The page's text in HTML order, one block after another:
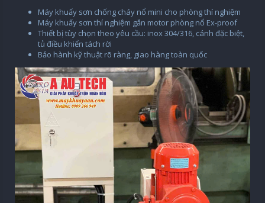
Máy khuấy sơn chống cháy nổ mini cho phòng thí nghiệm
Máy khuấy sơn thí nghiệm gắn motor phòng nổ Ex-proof
Thiết bị tùy chọn theo yêu cầu: inox 304/316, cánh đặc biệt,
tủ điều khiển tách rời
Bảo hành kỹ thuật rõ ràng, giao hàng toàn quốc